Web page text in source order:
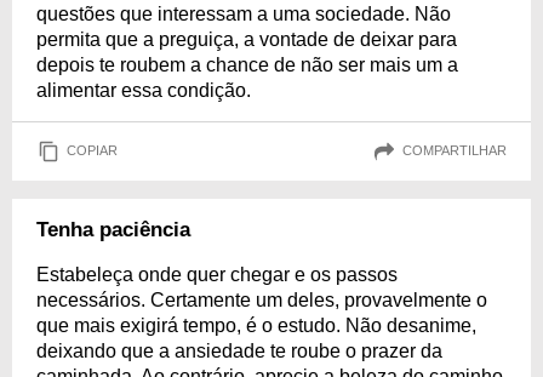
questões que interessam a uma sociedade. Não
permita que a preguiça, a vontade de deixar para
depois te roubem a chance de não ser mais um a
alimentar essa condição.
COPIAR COMPARTILHAR
Tenha paciência
Estabeleça onde quer chegar e os passos
necessários. Certamente um deles, provavelmente o
que mais exigirá tempo, é o estudo. Não desanime,
deixando que a ansiedade te roube o prazer da